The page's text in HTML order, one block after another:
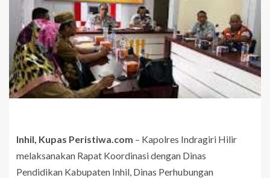
Inhil, Kupas Peristiwa.com – Kapolres Indragiri Hilir
melaksanakan Rapat Koordinasi dengan Dinas
Pendidikan Kabupaten Inhil, Dinas Perhubungan